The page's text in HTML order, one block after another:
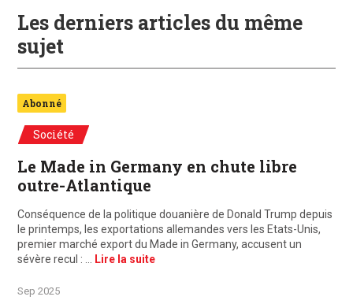
Les derniers articles du même
sujet
Abonné
Société
Le Made in Germany en chute libre
outre-Atlantique
Conséquence de la politique douanière de Donald Trump depuis
le printemps, les exportations allemandes vers les Etats-Unis,
premier marché export du Made in Germany, accusent un
sévère recul : … Lire la suite
Sep 2025